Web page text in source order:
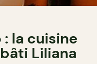
: la cuisine
Liliana